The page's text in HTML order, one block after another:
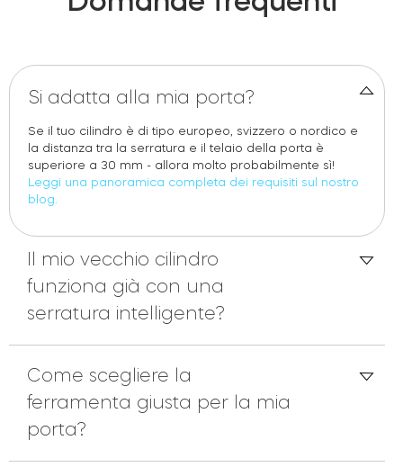
Si adatta alla mia porta?
Se il tuo cilindro è di tipo europeo, svizzero o nordico e
la distanza tra la serratura e il telaio della porta è
superiore a 30 mm - allora molto probabilmente sì!
Leggi una panoramica completa dei requisiti sul nostro
blog.
Il mio vecchio cilindro
funziona già con una
serratura intelligente?
Come scegliere la
ferramenta giusta per la mia
porta?